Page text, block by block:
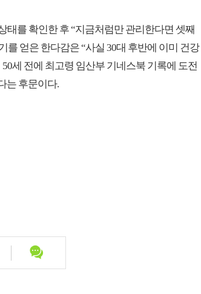
태를 확인한 후 “지금처럼만 관리한다면 셋째
를 얻은 한다감은 “사실 30대 후반에 이미 건강
세 전에 최고령 임산부 기네스북 기록에 도전
는 후문이다.